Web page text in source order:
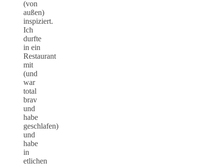
(von
außen)
inspiziert.
Ich
durfte
in ein
Restaurant
mit
(und
war
total
brav
und
habe
geschlafen)
und
habe
in
etlichen